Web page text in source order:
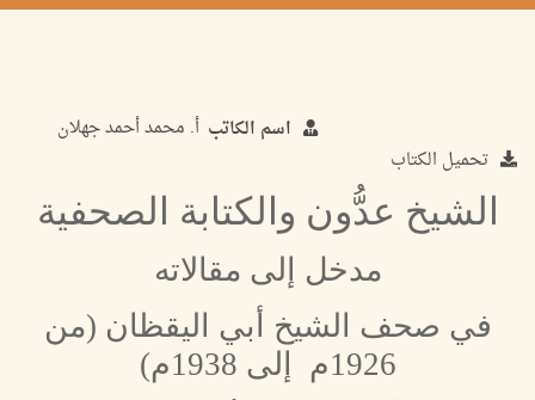
اسم الكاتب أ. محمد أحمد جهلان
تحميل الكتاب
الشيخ عدُّون والكتابة الصحفية
مدخل إلى مقالاته
في صحف الشيخ أبي اليقظان (من
1926م إلى 1938م)